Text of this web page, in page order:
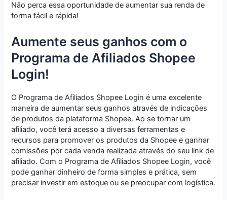
Não perca essa oportunidade de aumentar sua renda de
forma fácil e rápida!
Aumente seus ganhos com o
Programa de Afiliados Shopee
Login!
O Programa de Afiliados Shopee Login é uma excelente
maneira de aumentar seus ganhos através de indicações
de produtos da plataforma Shopee. Ao se tornar um
afiliado, você terá acesso a diversas ferramentas e
recursos para promover os produtos da Shopee e ganhar
comissões por cada venda realizada através do seu link de
afiliado. Com o Programa de Afiliados Shopee Login, você
pode ganhar dinheiro de forma simples e prática, sem
precisar investir em estoque ou se preocupar com logística.